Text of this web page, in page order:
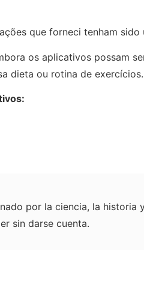
que forneci tenham
os aplicativos possam
dieta ou rotina de exercícios.
por la ciencia, la historia
sin darse cuenta.